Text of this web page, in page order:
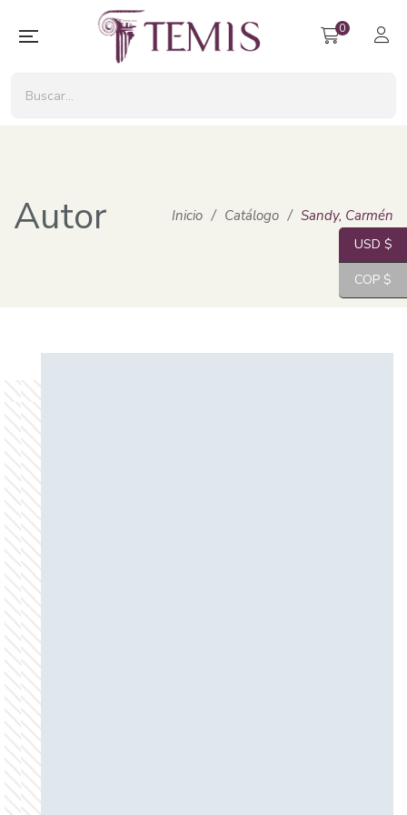
0
Autor Inicio / Catálogo / Sandy, Carmén
USD $
COP $